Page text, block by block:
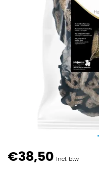
€38,50 Incl. btw